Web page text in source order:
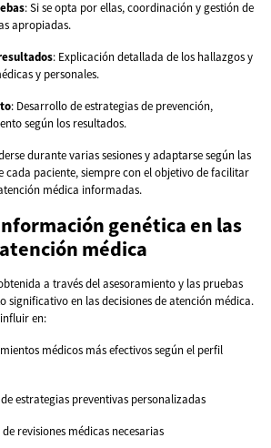
: Si se opta por ellas, coordinación y gestión de
apropiadas.
: Explicación detallada de los hallazgos y
y personales.
: Desarrollo de estrategias de prevención,
según los resultados.
durante varias sesiones y adaptarse según las
cada paciente, siempre con el objetivo de facilitar
médica informadas.
genética en las
médica
a través del asesoramiento y las pruebas
significativo en las decisiones de atención médica.
en:
médicos más efectivos según el perfil
estrategias preventivas personalizadas
revisiones médicas necesarias